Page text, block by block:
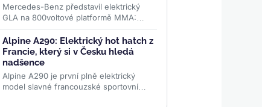
Mercedes-Benz představil elektrický
GLA na 800voltové platformě MMA:
dojezd až 657 km WLTP, nabíjení
výkonem 320 kW a plnění na 80 % za
22...>>
Alpine A290: Elektrický hot hatch z
Francie, který si v Česku hledá
nadšence
Alpine A290 je první plně elektrický
model slavné francouzské sportovní